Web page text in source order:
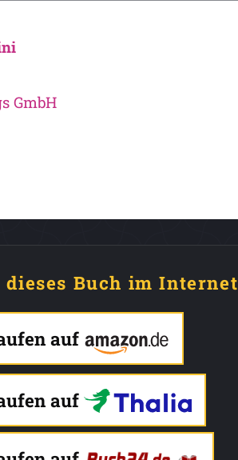
GmbH
dieses Buch im Internet
auf
auf